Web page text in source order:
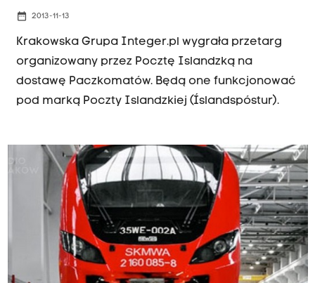
date_range 2013-11-13
Krakowska Grupa Integer.pl wygrała przetarg
organizowany przez Pocztę Islandzką na
dostawę Paczkomatów. Będą one funkcjonować
pod marką Poczty Islandzkiej (Íslandspóstur).